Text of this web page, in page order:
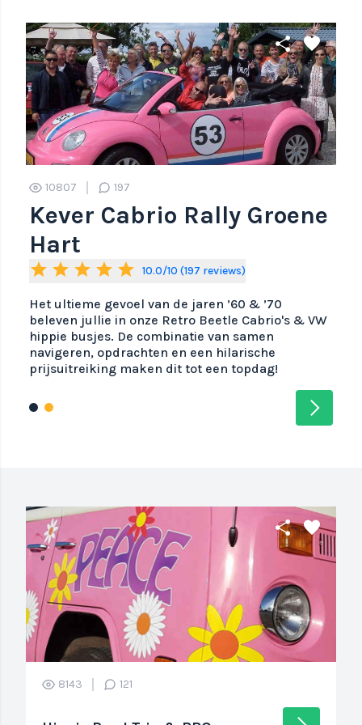
10807 197
Kever Cabrio Rally Groene
Hart
star star star star star 10.0/10 (197 reviews)
Het ultieme gevoel van de jaren ’60 & ’70
beleven jullie in onze Retro Beetle Cabrio's & VW
hippie busjes. De combinatie van samen
navigeren, opdrachten en een hilarische
prijsuitreiking maken dit tot een topdag!
arrow_forward_ios
share favorite
8143 121
share favorite